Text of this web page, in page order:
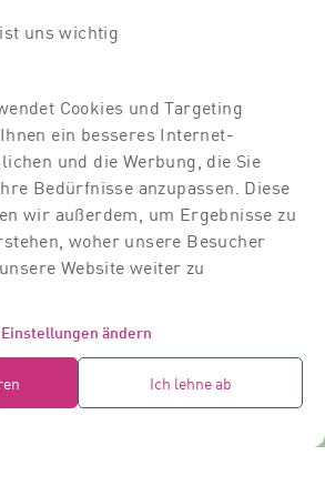
uns wichtig
Cookies und Targeting
ein besseres Internet-
und die Werbung, die Sie
Bedürfnisse anzupassen. Diese
wir außerdem, um Ergebnisse zu
woher unsere Besucher
Website weiter zu
Einstellungen ändern
Ich lehne ab